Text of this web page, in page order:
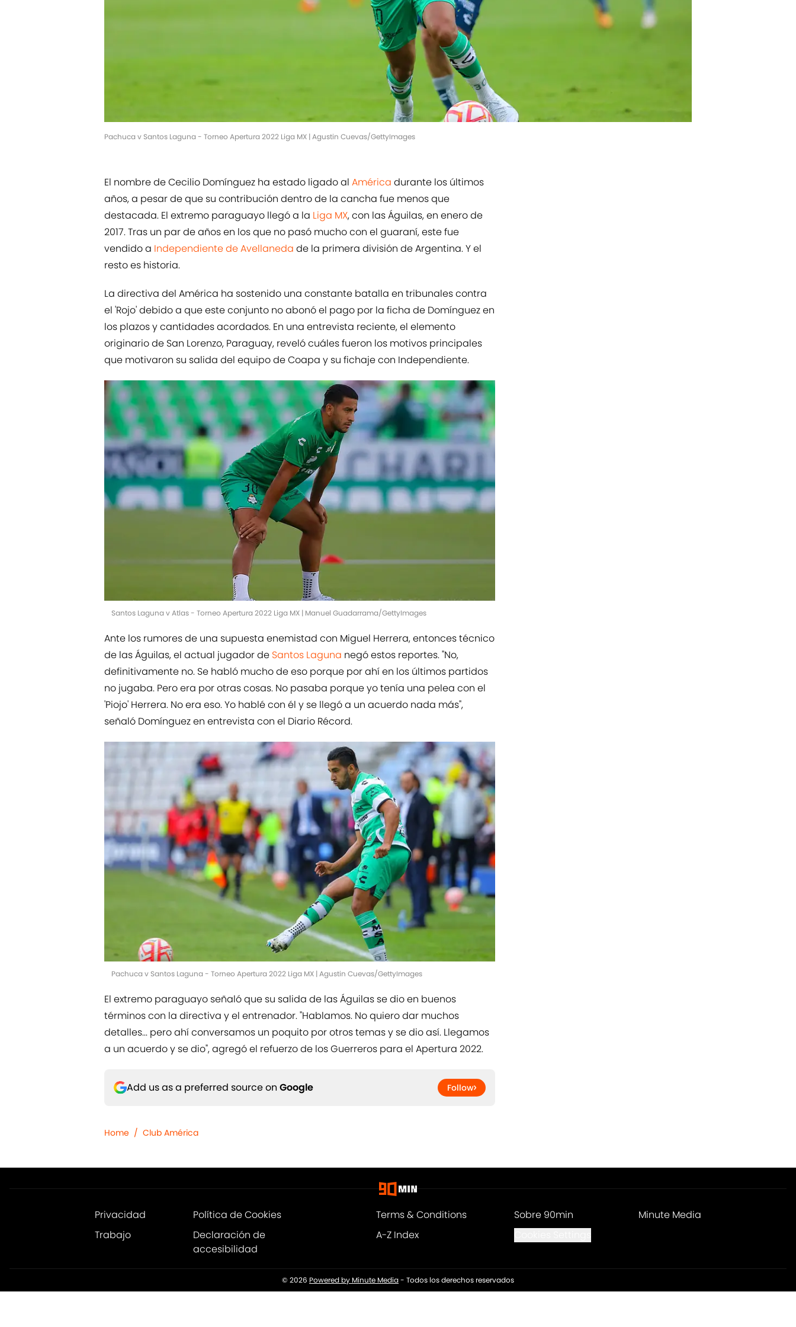
Pachuca v Santos Laguna - Torneo Apertura 2022 Liga MX | Agustin Cuevas/GettyImages
El nombre de Cecilio Domínguez ha estado ligado al América durante los últimos
años, a pesar de que su contribución dentro de la cancha fue menos que
destacada. El extremo paraguayo llegó a la Liga MX, con las Águilas, en enero de
2017. Tras un par de años en los que no pasó mucho con el guaraní, este fue
vendido a Independiente de Avellaneda de la primera división de Argentina. Y el
resto es historia.
La directiva del América ha sostenido una constante batalla en tribunales contra
el 'Rojo' debido a que este conjunto no abonó el pago por la ficha de Domínguez en
los plazos y cantidades acordados. En una entrevista reciente, el elemento
originario de San Lorenzo, Paraguay, reveló cuáles fueron los motivos principales
que motivaron su salida del equipo de Coapa y su fichaje con Independiente.
Santos Laguna v Atlas - Torneo Apertura 2022 Liga MX | Manuel Guadarrama/GettyImages
Ante los rumores de una supuesta enemistad con Miguel Herrera, entonces técnico
de las Águilas, el actual jugador de Santos Laguna negó estos reportes. "No,
definitivamente no. Se habló mucho de eso porque por ahí en los últimos partidos
no jugaba. Pero era por otras cosas. No pasaba porque yo tenía una pelea con el
'Piojo' Herrera. No era eso. Yo hablé con él y se llegó a un acuerdo nada más",
señaló Domínguez en entrevista con el Diario Récord.
Pachuca v Santos Laguna - Torneo Apertura 2022 Liga MX | Agustin Cuevas/GettyImages
El extremo paraguayo señaló que su salida de las Águilas se dio en buenos
términos con la directiva y el entrenador. "Hablamos. No quiero dar muchos
detalles... pero ahí conversamos un poquito por otros temas y se dio así. Llegamos
a un acuerdo y se dio", agregó el refuerzo de los Guerreros para el Apertura 2022.
Add us as a preferred source on Google Follow
Home / Club América
Privacidad Política de Cookies Terms & Conditions Sobre 90min
Minute Media
Trabajo
Declaración de
accesibilidad
A-Z Index
© 2026 Powered by Minute Media- Todos los derechos reservados